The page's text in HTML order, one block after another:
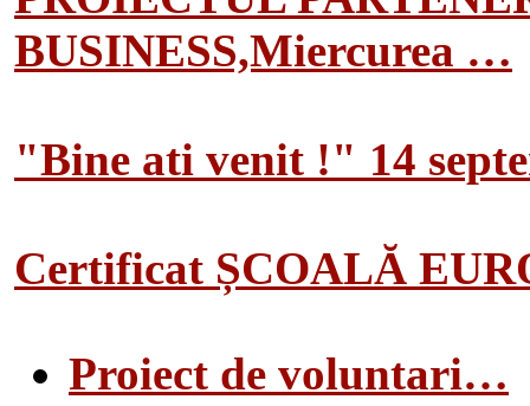
BUSINESS,Miercurea …
"Bine ati venit !" 14
Certificat ȘCOALĂ
Proiect de voluntari…